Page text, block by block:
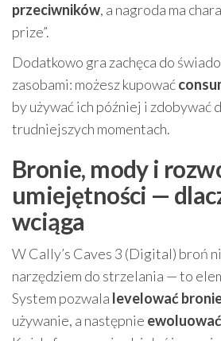
przeciwników, a nagroda ma
prize”.
Dodatkowo gra zachęca do
zasobami: możesz kupować
by używać ich później i zdobywać
trudniejszych momentach.
Bronie, mody i
umiejętności —
wciąga
W Cally’s Caves 3 (Digital) broń
narzędziem do strzelania — to
System pozwala levelować
używanie, a następnie